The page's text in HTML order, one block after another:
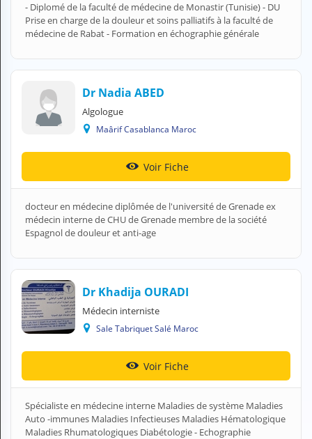
C
O
FR Français
Se connecter
- Diplomé de la faculté de médecine de Monastir (Tunisie) - DU
Prise en charge de la douleur et soins palliatifs à la faculté de
médecine de Rabat - Formation en échographie générale
Dr Nadia ABED
Algologue
Maârif Casablanca Maroc
Voir Fiche
docteur en médecine diplômée de l'université de Grenade ex
médecin interne de CHU de Grenade membre de la société
Espagnol de douleur et anti-age
Dr Khadija OURADI
Médecin interniste
Sale Tabriquet Salé Maroc
Voir Fiche
Spécialiste en médecine interne Maladies de système Maladies
Auto -immunes Maladies Infectieuses Maladies Hématologique
Maladies Rhumatologiques Diabétologie - Echographie